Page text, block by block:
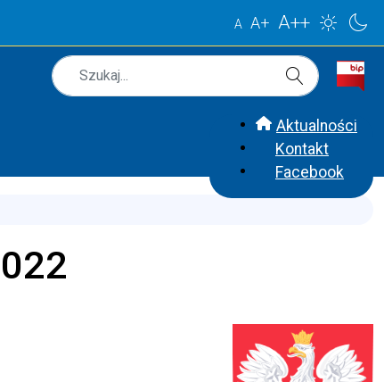
A A+ A++
Szukaj
Type 2 or more characters for results.
Aktualności
Kontakt
Facebook